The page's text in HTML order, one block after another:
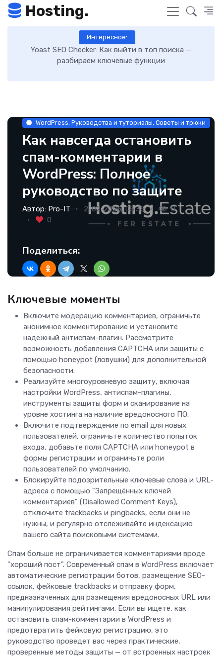
Hosting.
Интересное:
Как включить GZIP-сжатие в WordPress и ускорить
загрузку сайта: пошаговая инструкция
WordPress, Руководства и туториалы, Советы и трюки
Как навсегда остановить
спам-комментарии в
WordPress: Полное
руководство по защите
Автор: Pro-IT 2-02-2026, 05:35
0
0
Поделиться:
Ключевые моменты
Включите модерацию комментариев, ограничьте
анонимное комментирование и установите
надежный антиспам-плагин. Рассмотрите
возможность добавления CAPTCHA или защиты с
помощью honeypot (ловушки) для дополнительной
безопасности.
Реализуйте многоуровневую защиту, включая
настройки WordPress, антиспам-плагины,
инструменты защиты форм и сканирование на
уровне хостинга на наличие вредоносного ПО.
Включите подтверждение по email для новых
пользователей, ограничьте количество попыток
входа, добавьте поля CAPTCHA или honeypot в
формы регистрации и ограничьте роли
пользователей по умолчанию.
Блокируйте подозрительные ключевые слова и URL-
адреса с помощью "Запрещённых ключей
комментариев" (Disallowed Comment Keys),
отключите trackbacks и pingbacks, если они не
нужны, и регулярно отслеживайте индексацию
вашего сайта поисковыми системами.
Спам больше не ограничивается комментариями вроде
"хороший пост". Современный спам в WordPress включает
автоматические регистрации ботов, размещение SEO-
ссылок, фейковые trackbacks и отправку форм,
предназначенных для размещения вредоносных URL или
манипулирования рейтингами. Если вы ищете, как
остановить спам-комментарии в WordPress и
предотвратить фейковую регистрацию, это
руководство проведет вас через практические,
проверенные методы защиты — от встроенных настроек